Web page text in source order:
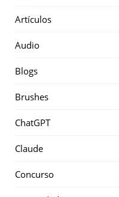
Artículos
Audio
Blogs
Brushes
ChatGPT
Claude
Concurso